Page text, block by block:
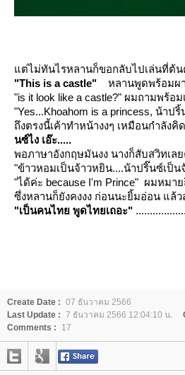
ต่ไม่ทันไรหลานก็ขอกลับไปเล่นที่ต้น
"This is a castle" หลานพูดพร้อมผ
"is it look like a castle?" ผมถามพร้อม
"Yes...Khoahom is a princess, น้าปริ้
ถึงตรงนี้เค้าทำหน้างงๆ เหมือนกำลังคิ
นซ์ไง เอ๊ะ.....
พอภาษาอังกฤษมันงง นางก็สับสวิทเล
"ข้าวหอมเป็นจ้าวหยิน....น้าปริ๊นซ์เป็น
"ได้ค่ะ because I'm Prince" ผมหมาย
ซึ่งหลานก็ยังคงงง ก่อนนะยิ้มอ่อน แล้ว
"เป็นคนไทย พูดไทยเถอะ"
Create Date : 07 ธันวาคม 2566
Last Update : 7 ธันวาคม 2566 12:04:10 น.
Comments :
17